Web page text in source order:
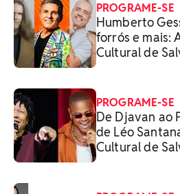
PROGRAME-SE
Humberto
forrós e mais:
Cultural de
PROGRAME-SE
De Djavan ao
de Léo
Cultural de